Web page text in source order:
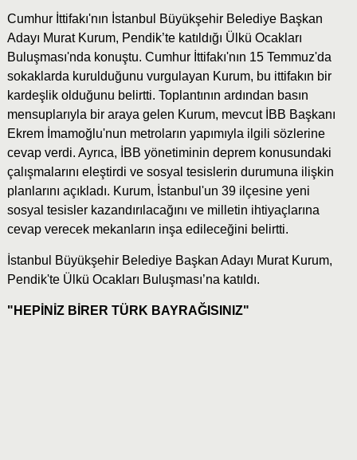
Cumhur İttifakı'nın İstanbul Büyükşehir Belediye Başkan
Adayı Murat Kurum, Pendik’te katıldığı Ülkü Ocakları
Buluşması'nda konuştu. Cumhur İttifakı'nın 15 Temmuz'da
sokaklarda kurulduğunu vurgulayan Kurum, bu ittifakın bir
kardeşlik olduğunu belirtti. Toplantının ardından basın
mensuplarıyla bir araya gelen Kurum, mevcut İBB Başkanı
Ekrem İmamoğlu'nun metroların yapımıyla ilgili sözlerine
cevap verdi. Ayrıca, İBB yönetiminin deprem konusundaki
çalışmalarını eleştirdi ve sosyal tesislerin durumuna ilişkin
planlarını açıkladı. Kurum, İstanbul'un 39 ilçesine yeni
sosyal tesisler kazandırılacağını ve milletin ihtiyaçlarına
cevap verecek mekanların inşa edileceğini belirtti.
İstanbul Büyükşehir Belediye Başkan Adayı Murat Kurum,
Pendik'te Ülkü Ocakları Buluşması’na katıldı.
"HEPİNİZ BİRER TÜRK BAYRAĞISINIZ"